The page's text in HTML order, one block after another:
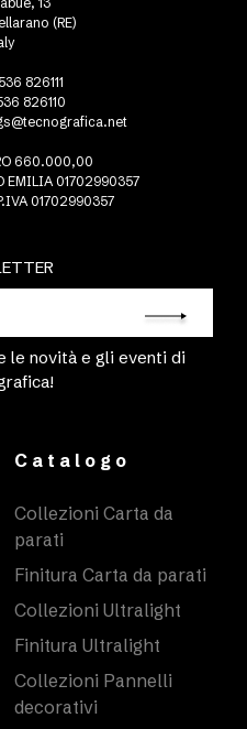
le novità e gli eventi di
(RE)
826111
826110
660.000,00
EMILIA 01702990357
01702990357
Catalogo
Collezioni Carta da
parati
Finitura Carta da parati
Collezioni Ultralight
Finitura Ultralight
Collezioni Pannelli
decorativi